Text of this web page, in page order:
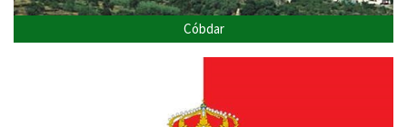
Cóbdar